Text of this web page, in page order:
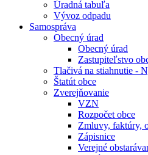
Úradná tabuľa
Vývoz odpadu
Samospráva
Obecný úrad
Obecný úrad
Zastupiteľstvo
Tlačivá na stiahnutie -
Štatút obce
Zverejňovanie
VZN
Rozpočet obce
Zmluvy, faktúry,
Zápisnice
Verejné